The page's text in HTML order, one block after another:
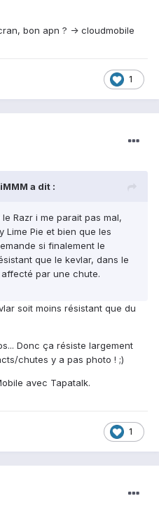
bon apn ? -> cloudmobile
1
a dit :
Razr i me parait pas mal,
Lime Pie et bien que les
si finalement le
que le kevlar, dans le
par une chute.
soit moins résistant que du
Donc ça résiste largement
chutes y a pas photo ! ;)
avec Tapatalk.
1